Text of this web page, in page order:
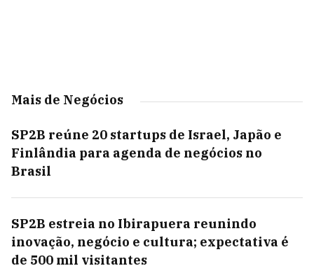
Mais de Negócios
SP2B reúne 20 startups de Israel, Japão e
Finlândia para agenda de negócios no
Brasil
SP2B estreia no Ibirapuera reunindo
inovação, negócio e cultura; expectativa é
de 500 mil visitantes